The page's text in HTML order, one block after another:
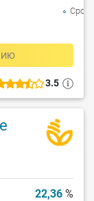
3.5
Срок
22,36 %